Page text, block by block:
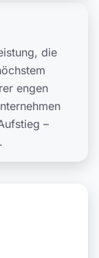
die
engen
–